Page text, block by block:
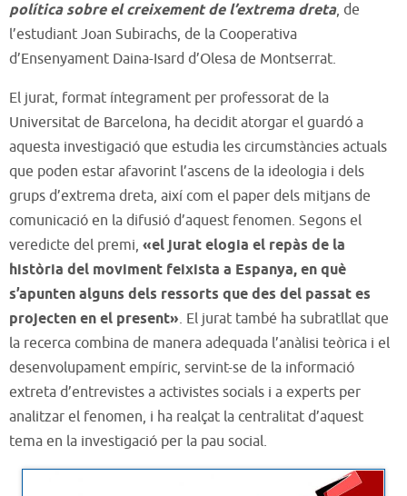
política sobre el creixement de l’extrema dreta, de
l’estudiant Joan Subirachs, de la Cooperativa
d’Ensenyament Daina-Isard d’Olesa de Montserrat.
El jurat, format íntegrament per professorat de la
Universitat de Barcelona, ha decidit atorgar el guardó a
aquesta investigació que estudia les circumstàncies actuals
que poden estar afavorint l’ascens de la ideologia i dels
grups d’extrema dreta, així com el paper dels mitjans de
comunicació en la difusió d’aquest fenomen. Segons el
veredicte del premi, «el jurat elogia el repàs de la
història del moviment feixista a Espanya, en què
s’apunten alguns dels ressorts que des del passat es
projecten en el present». El jurat també ha subratllat que
la recerca combina de manera adequada l’anàlisi teòrica i el
desenvolupament empíric, servint-se de la informació
extreta d’entrevistes a activistes socials i a experts per
analitzar el fenomen, i ha realçat la centralitat d’aquest
tema en la investigació per la pau social.